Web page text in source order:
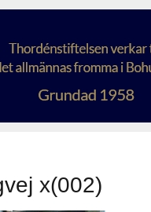
x(002)